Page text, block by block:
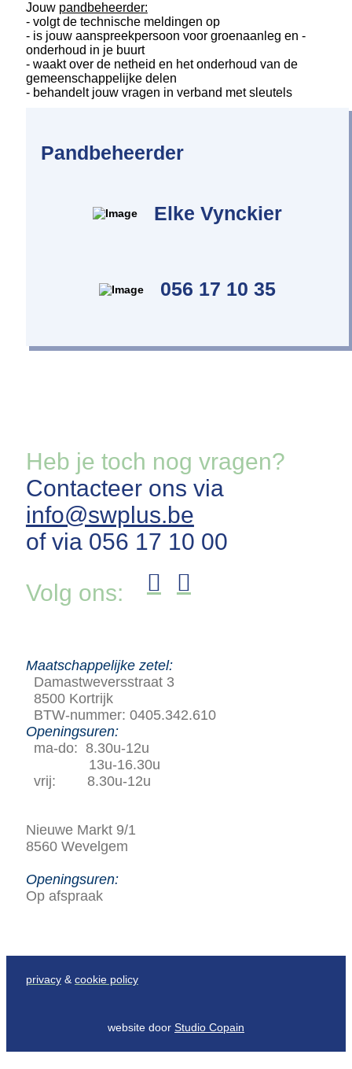
Jouw pandbeheerder:
- volgt de technische meldingen op
- is jouw aanspreekpersoon voor groenaanleg en -
onderhoud in je buurt
- waakt over de netheid en het onderhoud van de
gemeenschappelijke delen
- behandelt jouw vragen in verband met sleutels
Pandbeheerder
Elke Vynckier
056 17 10 35
Heb je toch nog vragen?
Contacteer ons via
info@swplus.be
of via 056 17 10 00
Volg ons:
Maatschappelijke zetel:
Damastweversstraat 3
8500 Kortrijk
BTW-nummer: 0405.342.610
Openingsuren:
ma-do: 8.30u-12u
13u-16.30u
vrij: 8.30u-12u
Nieuwe Markt 9/1
8560 Wevelgem
Openingsuren:
Op afspraak
privacy& cookie policy
website door Studio Copain